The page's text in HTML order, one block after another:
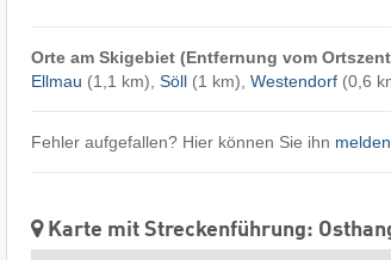
Orte am Skigebiet (Entfernung vom
Ellmau (1,1 km), Söll(1 km), Westendorf(0,6
Fehler aufgefallen? Hier können Sie ihn melden
Karte mit Streckenführung: